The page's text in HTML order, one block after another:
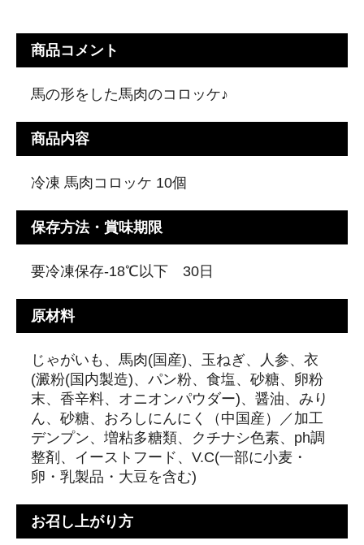
商品コメント
馬の形をした馬肉のコロッケ♪
商品内容
冷凍 馬肉コロッケ 10個
保存方法・賞味期限
要冷凍保存-18℃以下 30日
原材料
じゃがいも、馬肉(国産)、玉ねぎ、人参、衣
(澱粉(国内製造)、パン粉、食塩、砂糖、卵粉
末、香辛料、オニオンパウダー)、醤油、みり
ん、砂糖、おろしにんにく（中国産）／加工
デンプン、増粘多糖類、クチナシ色素、ph調
整剤、イーストフード、V.C(一部に小麦・
卵・乳製品・大豆を含む)
お召し上がり方